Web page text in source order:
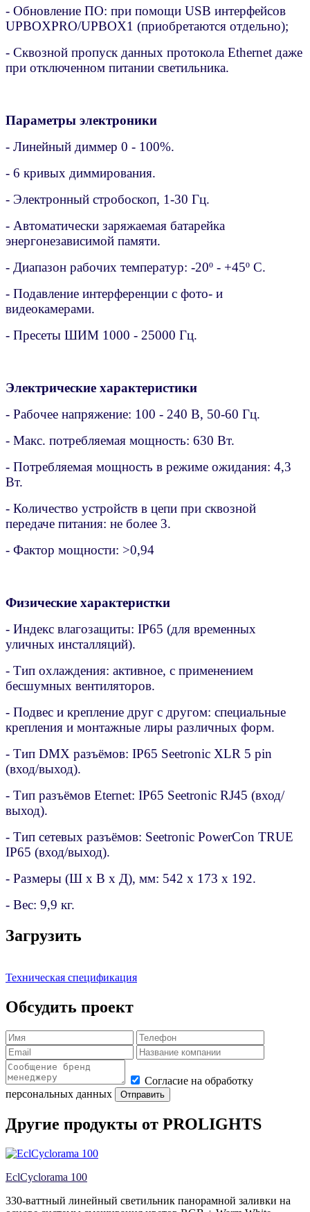
- Обновление ПО: при помощи USB интерфейсов
UPBOXPRO/UPBOX1 (приобретаются отдельно);
- Сквозной пропуск данных протокола Ethernet даже
при отключенном питании светильника.
Параметры электроники
- Линейный диммер 0 - 100%.
- 6 кривых диммирования.
- Электронный стробоскоп, 1-30 Гц.
- Автоматически заряжаемая батарейка
энергонезависимой памяти.
- Диапазон рабочих температур: -20º - +45º С.
- Подавление интерференции с фото- и
видеокамерами.
- Пресеты ШИМ 1000 - 25000 Гц.
Электрические характеристики
- Рабочее напряжение: 100 - 240 В, 50-60 Гц.
- Макс. потребляемая мощность: 630 Вт.
- Потребляемая мощность в режиме ожидания: 4,3
Вт.
- Количество устройств в цепи при сквозной
передаче питания: не более 3.
- Фактор мощности: >0,94
Физические характеристки
- Индекс влагозащиты: IP65 (для временных
уличных инсталляций).
- Тип охлаждения: активное, с применением
бесшумных вентиляторов.
- Подвес и крепление друг с другом: специальные
крепления и монтажные лиры различных форм.
- Тип DMX разъёмов: IP65 Seetronic XLR 5 pin
(вход/выход).
- Тип разъёмов Eternet: IP65 Seetronic RJ45 (вход/
выход).
- Тип сетевых разъёмов: Seetronic PowerCon TRUE
IP65 (вход/выход).
- Размеры (Ш х В х Д), мм: 542 х 173 х 192.
- Вес: 9,9 кг.
Загрузить
Техническая спецификация
Обсудить проект
Согласие на обработку
персональных данных
Отправить
Другие продукты от PROLIGHTS
EclCyclorama 100
330-ваттный линейный светильник панорамной заливки на